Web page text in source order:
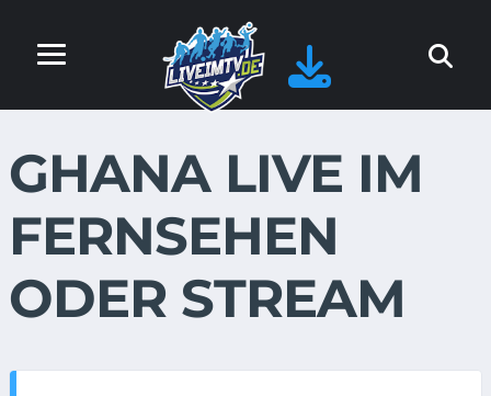
GHANA LIVE IM
FERNSEHEN
ODER STREAM